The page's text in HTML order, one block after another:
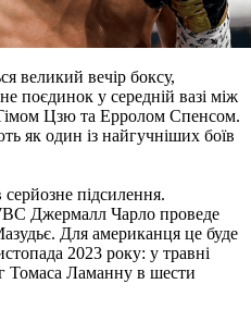
великий вечір боксу,
поєдинок у середній вазі між
Цзю та Ерролом Спенсом.
як один із найгучніших боїв
підсилення.
Джермалл Чарло проведе
Для американця це буде
2023 року: у травні
Томаса Ламанну в шести